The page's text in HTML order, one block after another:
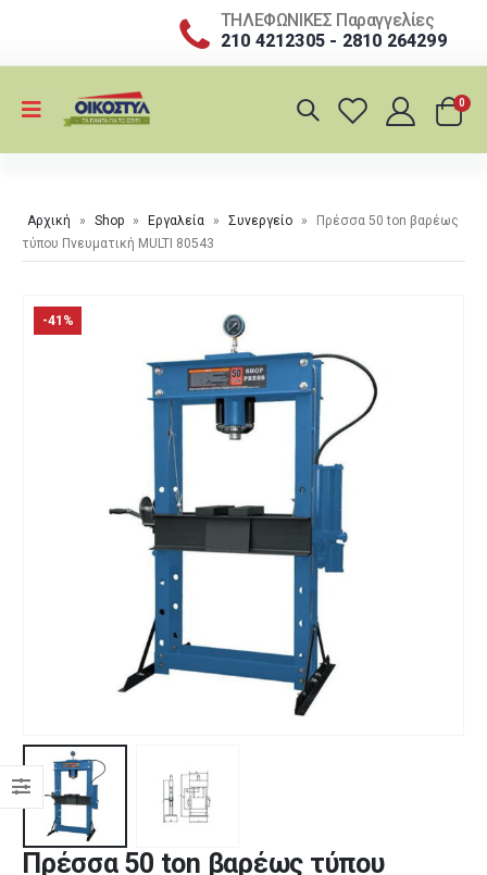
ΤΗΛΕΦΩΝΙΚΕΣ Παραγγελίες
210 4212305 - 2810 264299
0
Αρχική » Shop » Εργαλεία » Συνεργείο »
Πρέσσα 50 ton βαρέως
τύπου Πνευματική MULTI 80543
-41%
Πρέσσα 50 ton βαρέως τύπου